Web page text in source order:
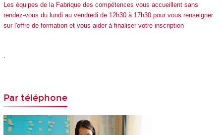
Les équipes de la Fabrique des compétences vous accueillent sans
rendez-vous du lundi au vendredi de 12h30 à 17h30 pour vous renseigner
sur l'offre de formation et vous aider à finaliser votre inscription
.
Par téléphone